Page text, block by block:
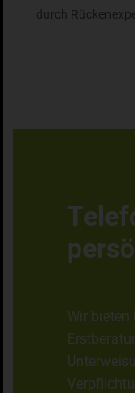
durch
Wir bieten